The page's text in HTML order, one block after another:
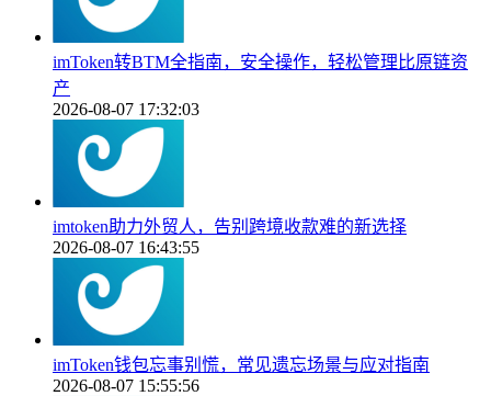
imToken转BTM全指南，安全操作，轻松管理比原链资
产
2026-08-07 17:32:03
imtoken助力外贸人，告别跨境收款难的新选择
2026-08-07 16:43:55
imToken钱包忘事别慌，常见遗忘场景与应对指南
2026-08-07 15:55:56